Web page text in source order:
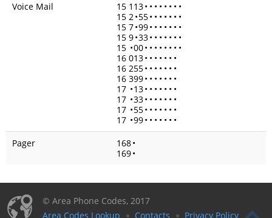
Voice Mail
15 113• • • • • • • •
15 2•55• • • • • • •
15 7•99• • • • • • •
15 9•33• • • • • • •
15 •00• • • • • • • •
16 013• • • • • • •
16 255• • • • • • •
16 399• • • • • • •
17 •13• • • • • • •
17 •33• • • • • • •
17 •55• • • • • • •
17 •99• • • • • • •
Pager
168•
169•
© Area Phone Codes, 2017
Area Codes Lookup
Contacts Privacy Policy